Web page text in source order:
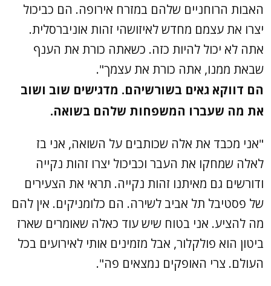
האבות הרוחניים שלהם במזרח אירופה. הם כביכול
יצרו את עצמם מחדש לאיזושהי זהות אוניברסלית.
אתה לא יכול להיות כזה. כשאתה כורת את הענף
שבאת ממנו, אתה כורת את עצמך".
הם דווקא גאים בשורשיהם. מדגישים שוב ושוב
את מה שעברו המשפחות שלהם בשואה.
"אני מכבד את אלה שכותבים על השואה, אני בז
לאלה שמחקו את העבר וכביכול יצרו זהות נקייה
ודורשים גם מאיתנו זהות נקייה. תראי את הצעירים
של פסטיבל תל אביב לשירה. הם כלומניקים. אין להם
מה להציע. אני בטוח שיש עוד כאלה שאומרים שארז
ביטון הוא פולקלור, אבל מזמינים אותי לאירועים בכל
העולם. צרי האופקים נמצאים פה".